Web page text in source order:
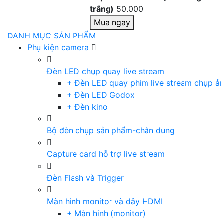
trắng) 50.000
Mua ngay
DANH MỤC SẢN PHẨM
Phụ kiện camera
Đèn LED chụp quay live stream
+ Đèn LED quay phim live stream chụp
+ Đèn LED Godox
+ Đèn kino
Bộ đèn chụp sản phẩm-chân dung
Capture card hỗ trợ live stream
Đèn Flash và Trigger
Màn hình monitor và dây HDMI
+ Màn hinh (monitor)